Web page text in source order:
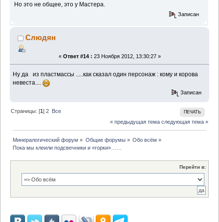
Но это не общее, это у Мастера.
Записан
Слюдян
« Ответ #14 : 23 Ноября 2012, 13:30:27 »
Ну да из пластмассы .....как сказал один персонаж : кому и корова
невеста....
Записан
ПЕЧАТЬ
Страницы: [1]2
Все
« предыдущая тема следующая тема »
Минералогический форум » Общие форумы» Обо всём »
Пока мы клеили подсвечники и «горки»……
Перейти в: